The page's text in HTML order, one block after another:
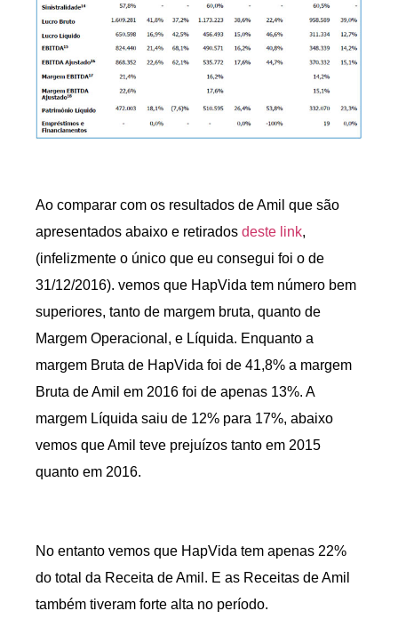
Ao comparar com os resultados de Amil que são
apresentados abaixo e retirados deste link,
(infelizmente o único que eu consegui foi o de
31/12/2016). vemos que HapVida tem número bem
superiores, tanto de margem bruta, quanto de
Margem Operacional, e Líquida. Enquanto a
margem Bruta de HapVida foi de 41,8% a margem
Bruta de Amil em 2016 foi de apenas 13%. A
margem Líquida saiu de 12% para 17%, abaixo
vemos que Amil teve prejuízos tanto em 2015
quanto em 2016.
No entanto vemos que HapVida tem apenas 22%
do total da Receita de Amil. E as Receitas de Amil
também tiveram forte alta no período.